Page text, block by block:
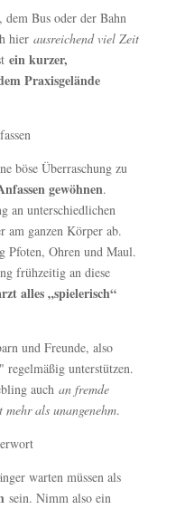
Bus oder der Bahn
hier ausreichend viel Zeit
ein kurzer,
Praxisgelände
böse Überraschung zu
gewöhnen.
an unterschiedlichen
am ganzen Körper ab.
Pfoten, Ohren und Maul.
frühzeitig an diese
alles „spielerisch“
und Freunde, also
unterstützen.
auch an fremde
als unangenehm.
warten müssen als
sein. Nimm also ein